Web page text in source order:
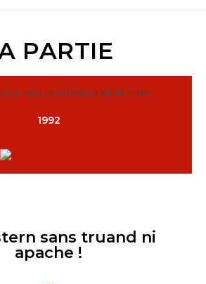
PARTIE
1992
sans truand ni
apache !